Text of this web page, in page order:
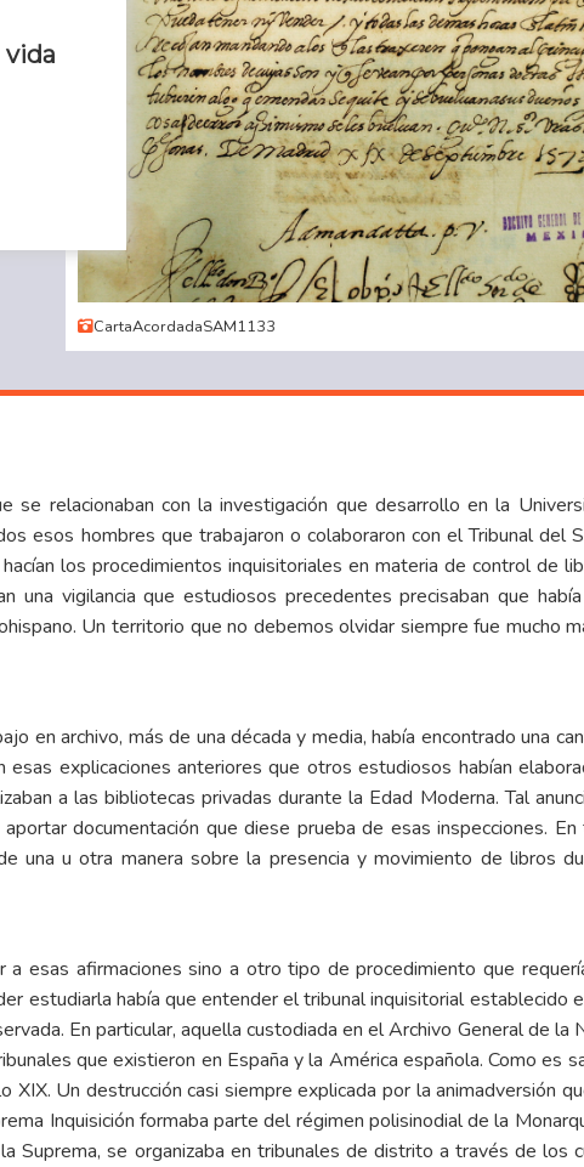
CartaAcordadaSAM1133
se relacionaban con la investigación que desarrollo en la
esos hombres que trabajaron o colaboraron con el Tribunal del
los procedimientos inquisitoriales en materia de control de
una vigilancia que estudiosos precedentes precisaban que
Un territorio que no debemos olvidar siempre fue mucho
en archivo, más de una década y media, había encontrado una
explicaciones anteriores que otros estudiosos habían
a las bibliotecas privadas durante la Edad Moderna. Tal
documentación que diese prueba de esas inspecciones.
una u otra manera sobre la presencia y movimiento de libros
esas afirmaciones sino a otro tipo de procedimiento que
estudiarla había que entender el tribunal inquisitorial establecido
En particular, aquella custodiada en el Archivo General de la
que existieron en España y la América española. Como es
Un destrucción casi siempre explicada por la animadversión
Inquisición formaba parte del régimen polisinodial de la
Suprema, se organizaba en tribunales de distrito a través de los